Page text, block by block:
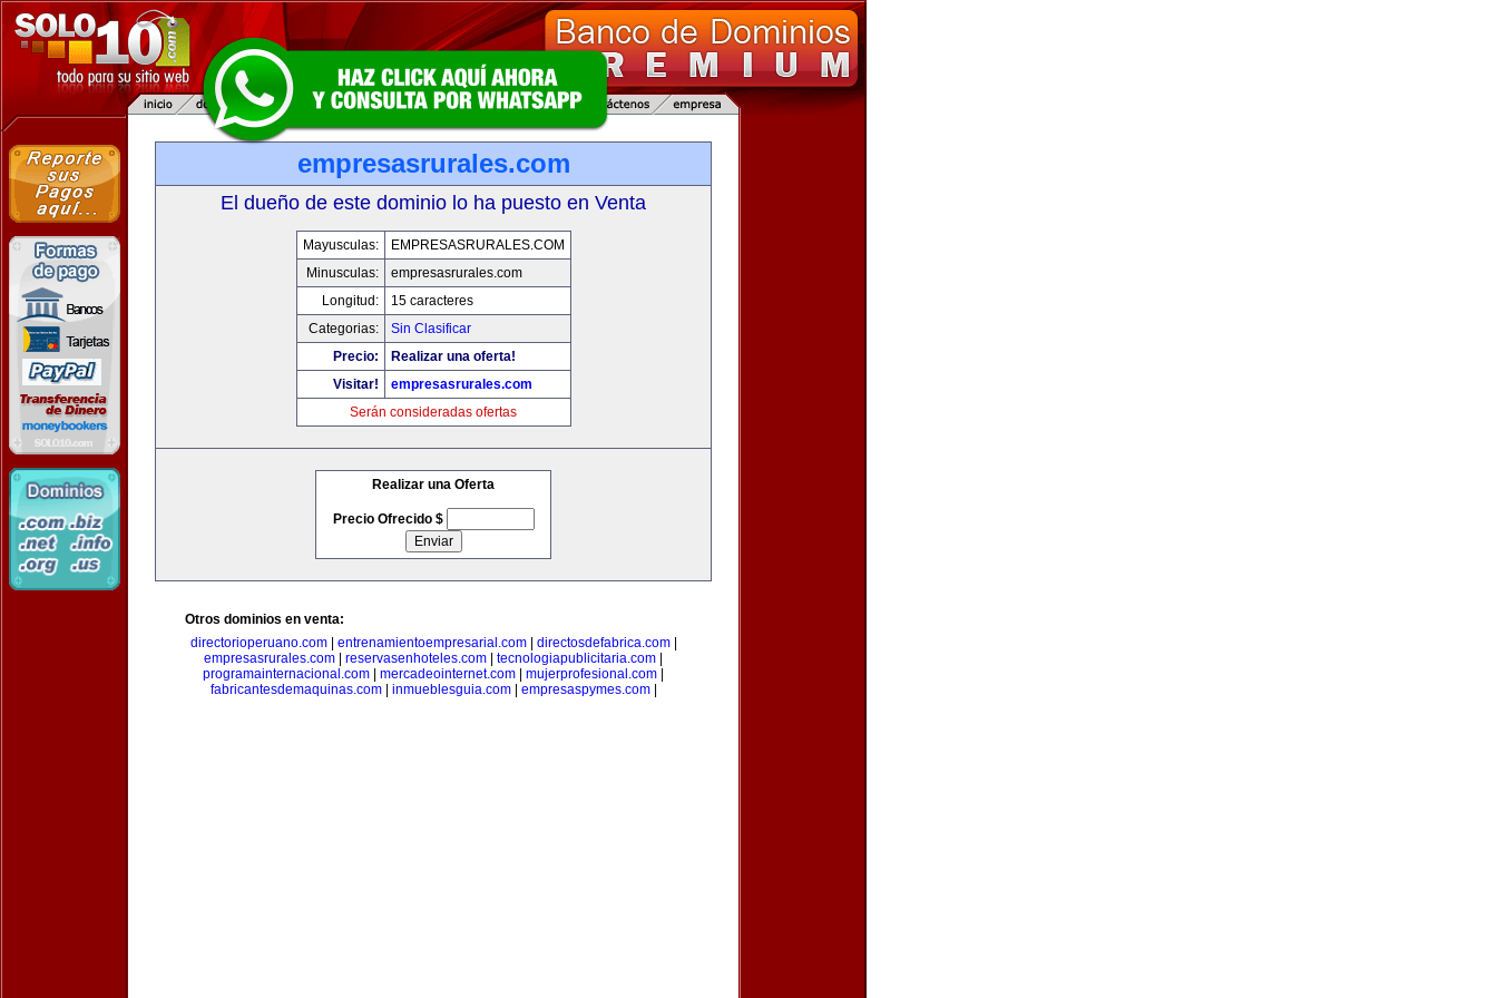
empresasrurales.com
El dueño de este dominio lo ha puesto en Venta
Mayusculas:
EMPRESASRURALES.COM
Minusculas:
empresasrurales.com
Longitud:
15 caracteres
Categorias:
Sin Clasificar
Precio:
Realizar una oferta!
Visitar!
empresasrurales.com
Serán consideradas ofertas
Realizar una Oferta
Precio Ofrecido $
Otros dominios en venta:
directorioperuano.com| entrenamientoempresarial.com| directosdefabrica.com|
empresasrurales.com
reservasenhoteles.com tecnologiapublicitaria.com
programainternacional.com
mercadeointernet.com mujerprofesional.com
fabricantesdemaquinas.com| inmueblesguia.com| empresaspymes.com|